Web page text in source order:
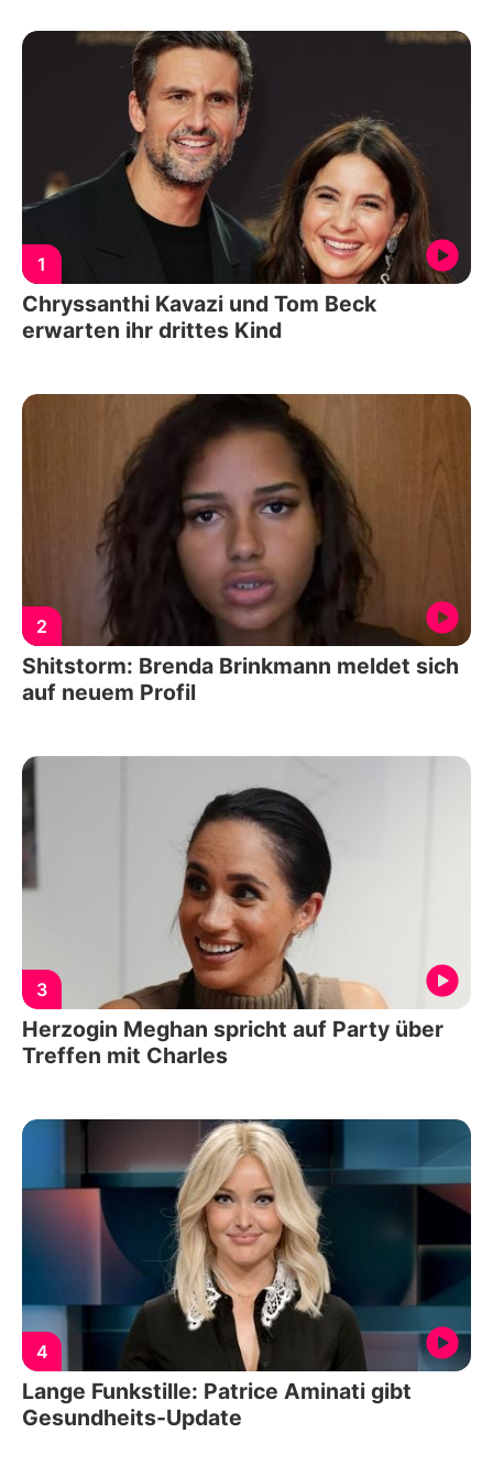
1
Chryssanthi Kavazi und Tom Beck
erwarten ihr drittes Kind
2
Shitstorm: Brenda Brinkmann meldet sich
auf neuem Profil
3
Herzogin Meghan spricht auf Party über
Treffen mit Charles
4
Lange Funkstille: Patrice Aminati gibt
Gesundheits-Update